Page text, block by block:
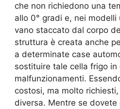
che non richiedono una
allo 0° gradi e, nei
vano staccato dal corpo
struttura è creata anche
a determinate case
sostituire tale cella frigo in
malfunzionamenti.
costosi, ma molto
diversa. Mentre se